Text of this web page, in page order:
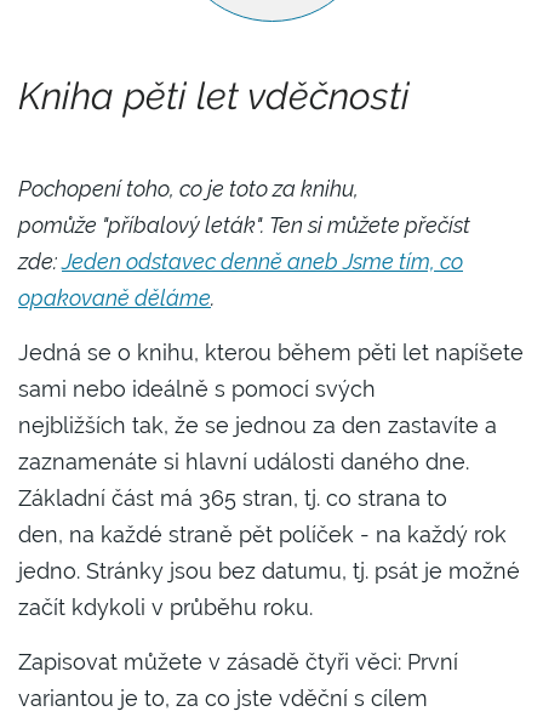
Kniha pěti let vděčnosti
Pochopení toho, co je toto za knihu,
pomůže "příbalový leták". Ten si můžete přečíst
zde:Jeden odstavec denně aneb Jsme tím, co
opakovaně děláme.
Jedná se o knihu, kterou během pěti let napíšete
sami nebo ideálně s pomocí svých
nejbližších tak, že se jednou za den zastavíte a
zaznamenáte si hlavní události daného dne.
Základní část má 365 stran, tj. co strana to
den, na každé straně pět políček - na každý rok
jedno. Stránky jsou bez datumu, tj. psát je možné
začít kdykoli v průběhu roku.
Zapisovat můžete v zásadě čtyři věci: První
variantou je to, za co jste vděční s cílem